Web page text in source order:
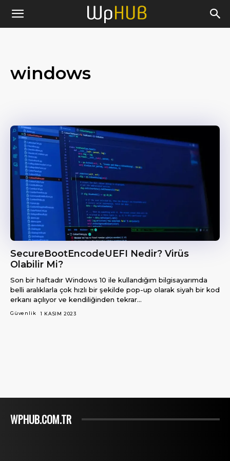
windows
SecureBootEncodeUEFI Nedir? Virüs
Olabilir Mi?
Son bir haftadır Windows 10 ile kullandığım bilgisayarımda
belli aralıklarla çok hızlı bir şekilde pop-up olarak siyah bir kod
erkanı açılıyor ve kendiliğinden tekrar...
Güvenlik 1 KASIM 2023
WPHUB.COM.TR